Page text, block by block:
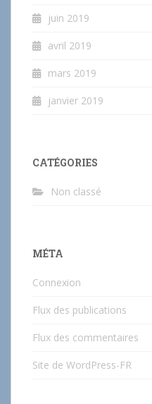
juin 2019
avril 2019
mars 2019
janvier 2019
CATÉGORIES
Non classé
MÉTA
Connexion
Flux des publications
Flux des commentaires
Site de WordPress-FR